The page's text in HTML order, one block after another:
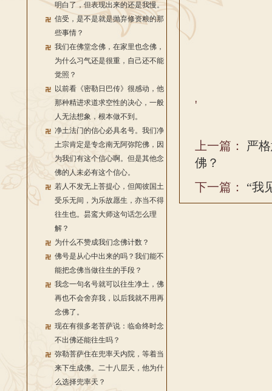
明白了，但表现出来的还是我慢。
信受，是不是就是抛弃修资粮的那
些事情？
我们在佛堂念佛，在家里也念佛，
为什么习气还是很重，自己还不能
觉照？
以前看《密勒日巴传》很感动，他
那种精进求道求空性的决心，一般
人无法想象，根本做不到。
净土法门的信心必具名号。我们净
土宗肯定是专念南无阿弥陀佛，因
为我们有这个信心啊。但是其他念
佛的人未必有这个信心。
若人不发无上菩提心，但闻彼国土
受乐无间，为乐故愿生，亦当不得
往生也。昙鸾大师这句话怎么理
解？
为什么不赞成我们念佛计数？
佛号是从心中出来的吗？我们能不
能把念佛当做往生的手段？
我念一句名号就可以往生净土，佛
再也不会舍弃我，以后我就不用再
念佛了。
现在有很多老菩萨说：临命终时念
不出佛还能往生吗？
弥勒菩萨住在兜率天内院，等着当
来下生成佛。二十八层天，他为什
么选择兜率天？
'
上一篇： 严
佛？
下一篇： “我